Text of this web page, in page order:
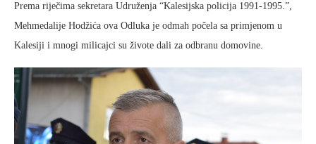
Prema riječima sekretara Udruženja “Kalesijska policija 1991-1995.”,
Mehmedalije Hodžića ova Odluka je odmah počela sa primjenom u
Kalesiji i mnogi milicajci su živote dali za odbranu domovine.